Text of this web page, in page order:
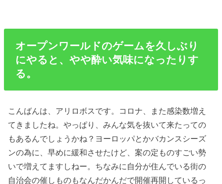
オープンワールドのゲームを久しぶり
にやると、やや酔い気味になったりす
る。
こんばんは、アリロボスです。コロナ、また感染数増え
てきましたね。やっぱり、みんな気を抜いて来たっての
もあるんでしょうかね？ヨーロッパとかバカンスシーズ
ンの為に、早めに緩和させたけど、案の定ものすごい勢
いで増えてますしねー。ちなみに自分が住んでいる街の
自治会の催しものもなんだかんだで開催再開しているっ